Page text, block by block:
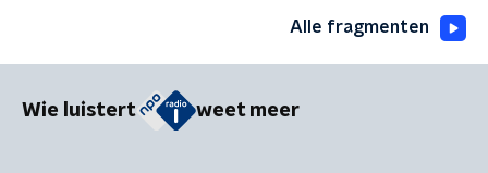
Alle fragmenten
Wie luistert weet meer